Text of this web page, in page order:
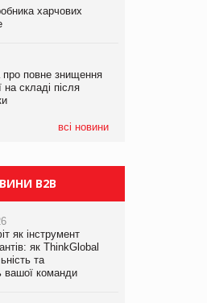
харчових
про повне знищення
на складі після
всі новини
новинки від ТМ
про заморожені
харчових
про повне знищення
на складі після
B2B
як інструмент
як ThinkGlobal
та
вашої команди